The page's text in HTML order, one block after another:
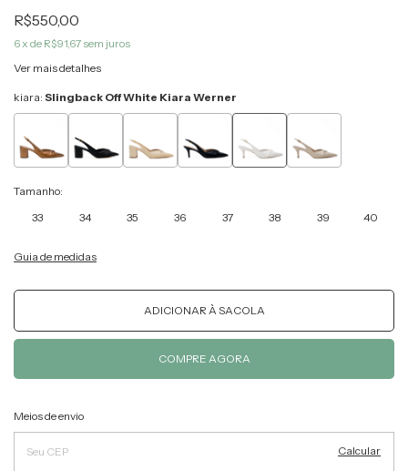
R$550,00
6 x de R$91,67 sem juros
Ver mais detalhes
kiara: Slingback Off White Kiara Werner
Tamanho:
33
34 35 36 37 38 39 40
Guia de medidas
Entregas para o CEP:
Meios de envio
Calcular